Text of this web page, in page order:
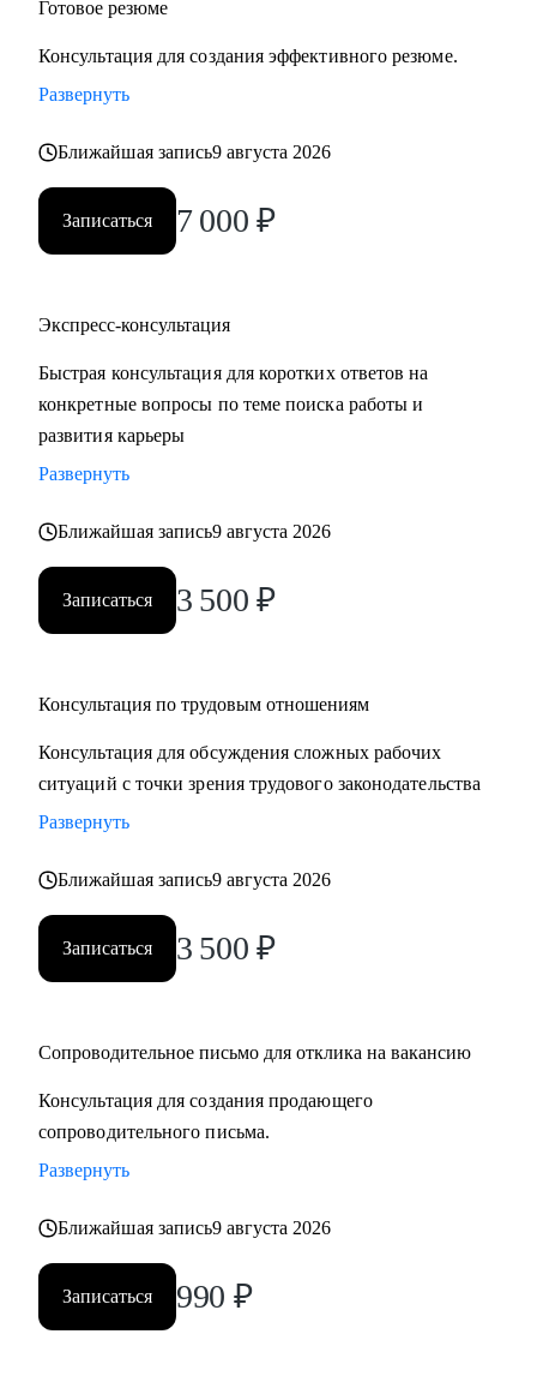
Готовое резюме
Консультация для создания эффективного резюме.
Развернуть
Ближайшая запись9 августа 2026
Записаться 7 000 ₽
Экспресс-консультация
Быстрая консультация для коротких ответов на
конкретные вопросы по теме поиска работы и
развития карьеры
Развернуть
Ближайшая запись9 августа 2026
Записаться 3 500 ₽
Консультация по трудовым отношениям
Консультация для обсуждения сложных рабочих
ситуаций с точки зрения трудового законодательства
Развернуть
Ближайшая запись9 августа 2026
Записаться 3 500 ₽
Сопроводительное письмо для отклика на вакансию
Консультация для создания продающего
сопроводительного письма.
Развернуть
Ближайшая запись9 августа 2026
Записаться 990 ₽